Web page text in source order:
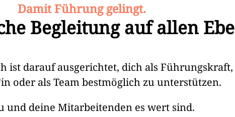
Damit Führung gelingt.
Begleitung auf allen
ist darauf ausgerichtet, dich als Führungskraft,
oder als Team bestmöglich zu unterstützen.
und deine Mitarbeitenden es wert sind.